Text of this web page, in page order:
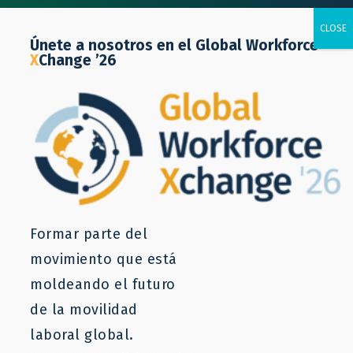
Liderazgo intelectual
Generar pruebas del
impacto, cambiar la
percepción pública
Únete a nosotros en el Global Workforce
XChange ’26
Formar parte del
movimiento que está
moldeando el futuro
de la movilidad
laboral global.